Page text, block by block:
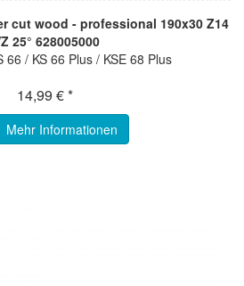
cut wood - professional 190x30 Z14
25° 628005000
66 / KS 66 Plus / KSE 68 Plus
14,99 € *
Mehr Informationen